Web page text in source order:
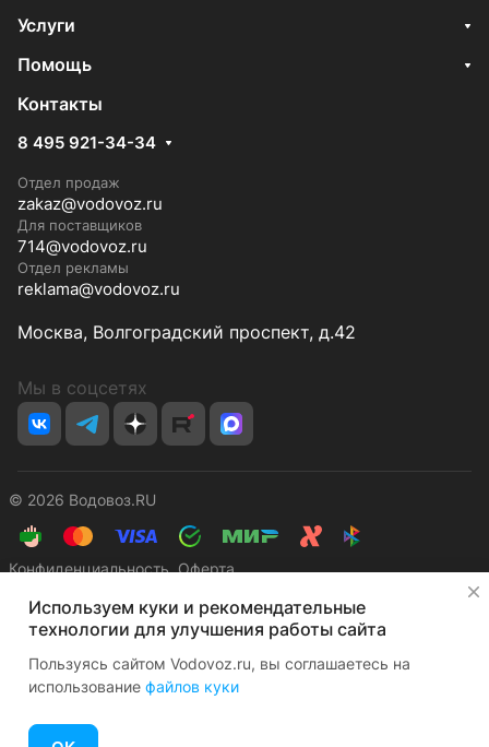
Услуги
Помощь
Контакты
8 495 921-34-34
Отдел продаж
zakaz@vodovoz.ru
Для поставщиков
714@vodovoz.ru
Отдел рекламы
reklama@vodovoz.ru
Москва, Волгоградский проспект, д.42
Мы в соцсетях
© 2026 Водовоз.RU
КонфиденциальностьОферта
Главная
Используем куки и рекомендательные
технологии для улучшения работы сайта
Пользуясь сайтом Vodovoz.ru, вы соглашаетесь на
использование файлов куки